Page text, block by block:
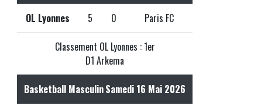
OL Lyonnes 5 0 Paris FC
Classement OL Lyonnes : 1er
D1 Arkema
Basketball MasculinSamedi 16 Mai 2026